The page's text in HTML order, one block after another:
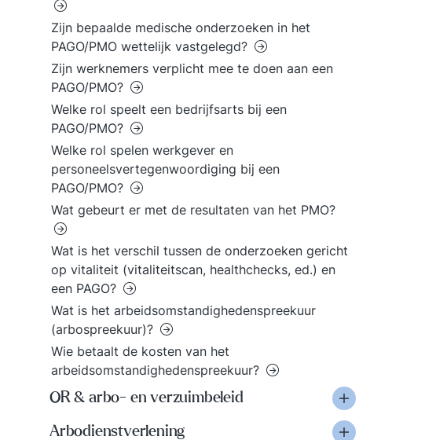
Zijn bepaalde medische onderzoeken in het
PAGO/PMO wettelijk vastgelegd?
Zijn werknemers verplicht mee te doen aan een
PAGO/PMO?
Welke rol speelt een bedrijfsarts bij een
PAGO/PMO?
Welke rol spelen werkgever en
personeelsvertegenwoordiging bij een
PAGO/PMO?
Wat gebeurt er met de resultaten van het PMO?
Wat is het verschil tussen de onderzoeken gericht
op vitaliteit (vitaliteitscan, healthchecks, ed.) en
een PAGO?
Wat is het arbeidsomstandighedenspreekuur
(arbospreekuur)?
Wie betaalt de kosten van het
arbeidsomstandighedenspreekuur?
OR & arbo- en verzuimbeleid
Arbodienstverlening